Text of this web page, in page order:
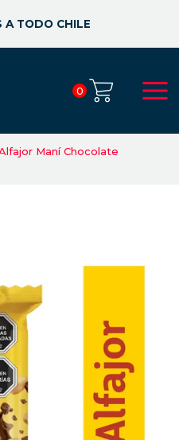
A TODO CHILE
0
Maní Chocolate